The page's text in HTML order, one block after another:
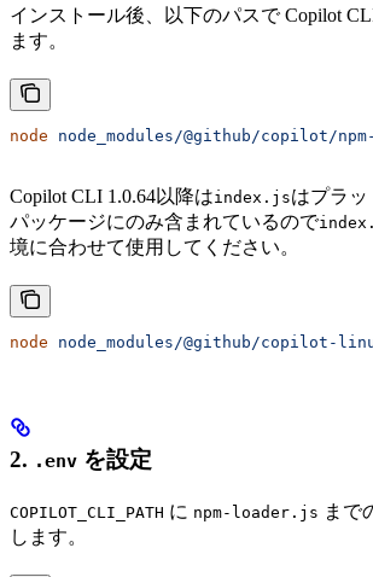
インストール後、以下のパスで Copilot
ます。
node node_modules/@github/copilot/
Copilot CLI 1.0.64以降はindex.jsはプラ
パッケージにのみ含まれているので
境に合わせて使用してください。
node node_modules/@github/copilot-
2. .env を設定
COPILOT_CLI_PATH に npm-loader.js まで
します。